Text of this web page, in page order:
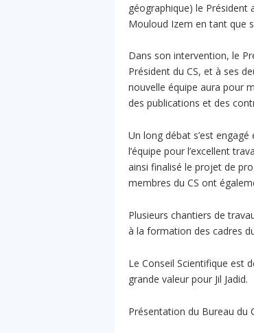
géographique) le
Mouloud Izem en tant que
Dans son intervention, le
Président du CS, et à ses
nouvelle équipe aura pour
des publications et des
Un long débat s’est
l’équipe pour l’excellent
ainsi finalisé le projet de
membres du CS ont
Plusieurs chantiers de
à la formation des cadres
Le Conseil Scientifique est
grande valeur pour Jil Jadid.
Présentation du Bureau du